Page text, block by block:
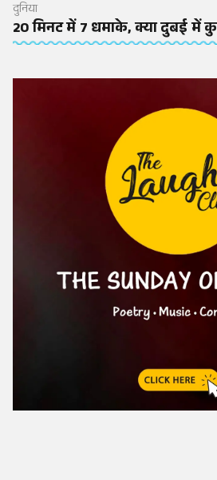
दुनिया
20 मिनट में 7 धमाके, क्या दुबई में